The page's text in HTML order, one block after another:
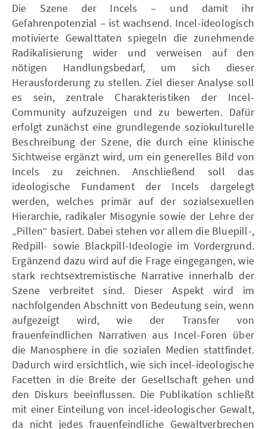
Die Szene der Incels – und damit ihr
Gefahrenpotenzial – ist wachsend. Incel-ideologisch
motivierte Gewalttaten spiegeln die zunehmende
Radikalisierung wider und verweisen auf den
nötigen Handlungsbedarf, um sich dieser
Herausforderung zu stellen. Ziel dieser Analyse soll
es sein, zentrale Charakteristiken der Incel-
Community aufzuzeigen und zu bewerten. Dafür
erfolgt zunächst eine grundlegende soziokulturelle
Beschreibung der Szene, die durch eine klinische
Sichtweise ergänzt wird, um ein generelles Bild von
Incels zu zeichnen. Anschließend soll das
ideologische Fundament der Incels dargelegt
werden, welches primär auf der sozialsexuellen
Hierarchie, radikaler Misogynie sowie der Lehre der
„Pillen“ basiert. Dabei stehen vor allem die Bluepill-,
Redpill- sowie Blackpill-Ideologie im Vordergrund.
Ergänzend dazu wird auf die Frage eingegangen, wie
stark rechtsextremistische Narrative innerhalb der
Szene verbreitet sind. Dieser Aspekt wird im
nachfolgenden Abschnitt von Bedeutung sein, wenn
aufgezeigt wird, wie der Transfer von
frauenfeindlichen Narrativen aus Incel-Foren über
die Manosphere in die sozialen Medien stattfindet.
Dadurch wird ersichtlich, wie sich incel-ideologische
Facetten in die Breite der Gesellschaft gehen und
den Diskurs beeinflussen. Die Publikation schließt
mit einer Einteilung von incel-ideologischer Gewalt,
da nicht jedes frauenfeindliche Gewaltverbrechen